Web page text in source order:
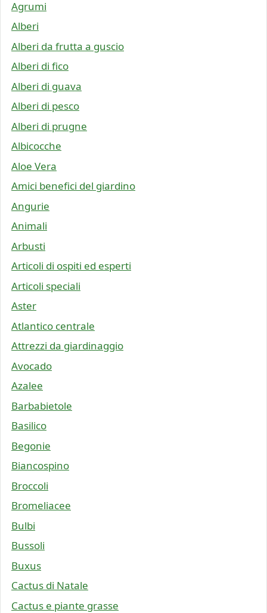
Agrumi
Alberi
Alberi da frutta a guscio
Alberi di fico
Alberi di guava
Alberi di pesco
Alberi di prugne
Albicocche
Aloe Vera
Amici benefici del giardino
Angurie
Animali
Arbusti
Articoli di ospiti ed esperti
Articoli speciali
Aster
Atlantico centrale
Attrezzi da giardinaggio
Avocado
Azalee
Barbabietole
Basilico
Begonie
Biancospino
Broccoli
Bromeliacee
Bulbi
Bussoli
Buxus
Cactus di Natale
Cactus e piante grasse